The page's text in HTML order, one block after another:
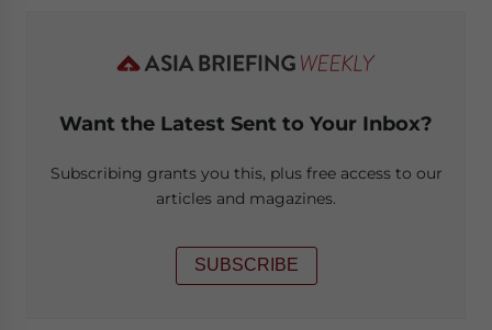
Want the Latest Sent to Your Inbox?
Subscribing grants you this, plus free access to our
articles and magazines.
SUBSCRIBE